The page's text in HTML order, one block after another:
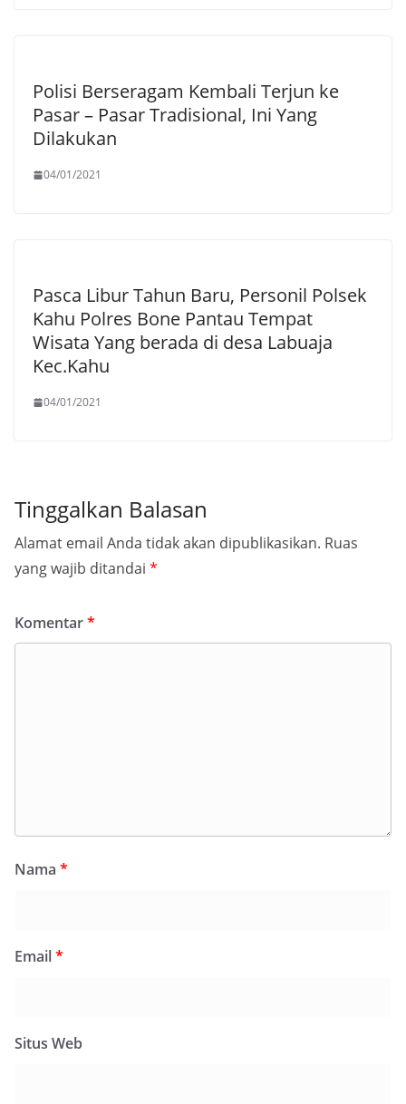
Polisi Berseragam Kembali Terjun ke
Pasar – Pasar Tradisional, Ini Yang
Dilakukan
04/01/2021
Pasca Libur Tahun Baru, Personil Polsek
Kahu Polres Bone Pantau Tempat
Wisata Yang berada di desa Labuaja
Kec.Kahu
04/01/2021
Tinggalkan Balasan
Alamat email Anda tidak akan dipublikasikan. Ruas
yang wajib ditandai *
Komentar*
Nama *
Email*
Situs Web